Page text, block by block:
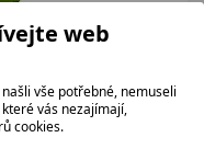
práci se stroji.
web
vše potřebné, nemuseli
vás nezajímají,
cookies.